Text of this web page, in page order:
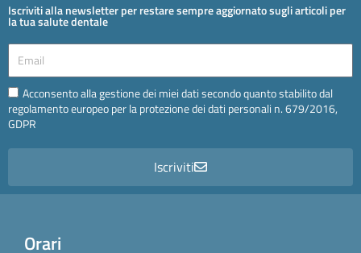
Iscriviti alla newsletter per restare sempre aggiornato sugli articoli per
la tua salute dentale
Email
Email
Acconsento alla gestione dei miei dati secondo quanto stabilito dal
regolamento europeo per la protezione dei dati personali n. 679/2016,
GDPR
Iscriviti
Orari